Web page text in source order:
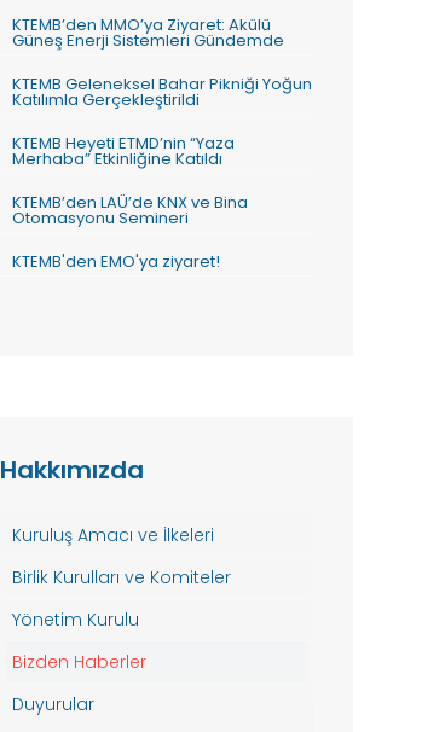
KTEMB’den MMO’ya Ziyaret: Akülü
Güneş Enerji Sistemleri Gündemde
KTEMB Geleneksel Bahar Pikniği Yoğun
Katılımla Gerçekleştirildi
KTEMB Heyeti ETMD’nin “Yaza
Merhaba” Etkinliğine Katıldı
KTEMB’den LAÜ’de KNX ve Bina
Otomasyonu Semineri
KTEMB'den EMO'ya ziyaret!
Hakkımızda
Kuruluş Amacı ve İlkeleri
Birlik Kurulları ve Komiteler
Yönetim Kurulu
Bizden Haberler
Duyurular